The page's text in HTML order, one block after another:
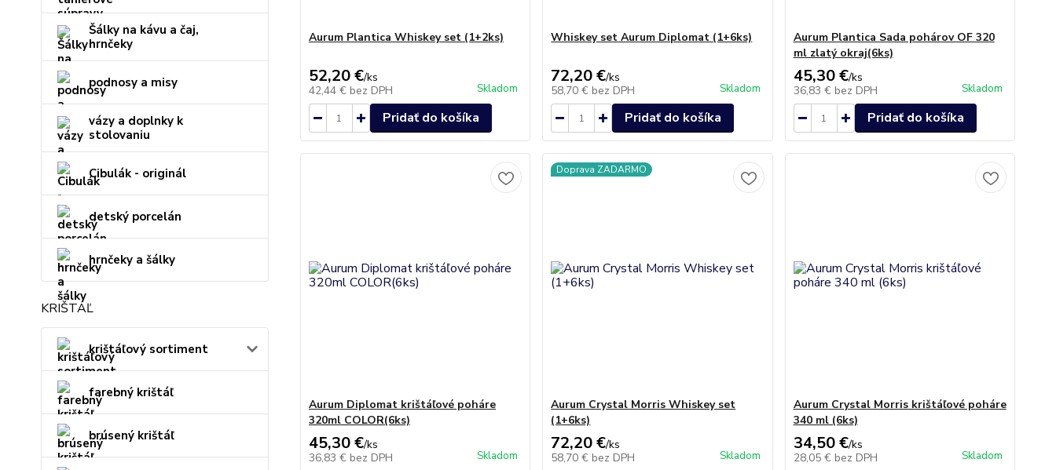
Šálky na kávu a čaj,
hrnčeky
podnosy a misy
vázy a doplnky k
stolovaniu
Cibulák - originál
detský porcelán
hrnčeky a šálky
KRIŠTÁĽ
krištáľový sortiment
farebný krištáľ
brúsený krištáľ
Aurum Plantica Whiskey set (1+2ks)
52,20 €/ks
42,44 € bez DPH Skladom
Pridať do košíka
Whiskey set Aurum Diplomat (1+6ks)
72,20 €/ks
58,70 € bez DPH Skladom
Pridať do košíka
Aurum Plantica Sada pohárov OF 320
ml zlatý okraj(6ks)
45,30 €/ks
36,83 € bez DPH Skladom
Pridať do košíka
Aurum Diplomat krištáľové poháre
320ml COLOR(6ks)
45,30 €/ks
36,83 € bez DPH Skladom
Doprava ZADARMO
Aurum Crystal Morris Whiskey set
(1+6ks)
72,20 €/ks
58,70 € bez DPH Skladom
Aurum Crystal Morris krištáľové poháre
340 ml (6ks)
34,50 €/ks
28,05 € bez DPH Skladom